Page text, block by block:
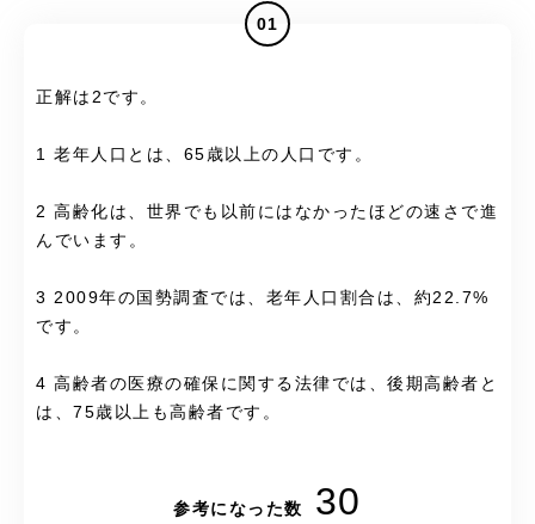
01
正解は2です。
1 老年人口とは、65歳以上の人口です。
2 高齢化は、世界でも以前にはなかったほどの速さで進
んでいます。
3 2009年の国勢調査では、老年人口割合は、約22.7%
です。
4 高齢者の医療の確保に関する法律では、後期高齢者と
は、75歳以上も高齢者です。
参考になった数 30